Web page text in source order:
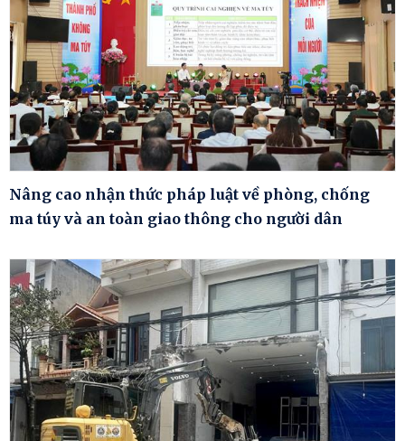
Nâng cao nhận thức pháp luật về phòng, chống
ma túy và an toàn giao thông cho người dân